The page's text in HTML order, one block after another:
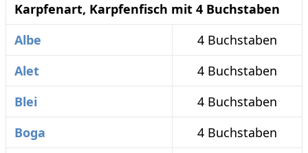
Karpfenart, Karpfenfisch mit 4 Buchstaben
Albe
4 Buchstaben
Alet
4 Buchstaben
Blei
4 Buchstaben
Boga
4 Buchstaben